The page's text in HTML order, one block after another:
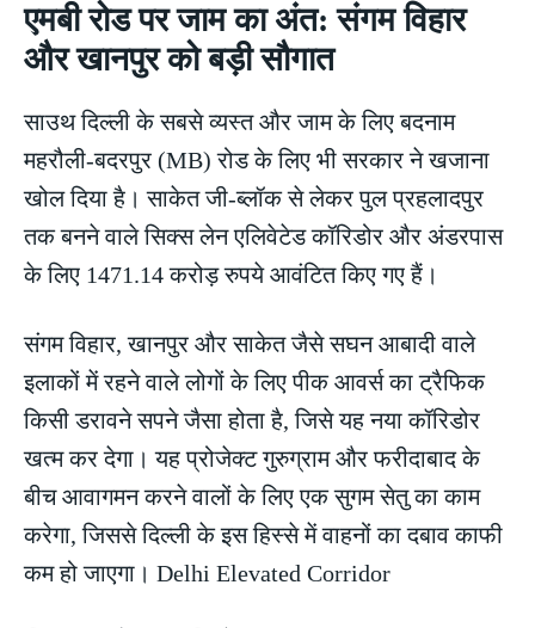
एमबी रोड पर जाम का अंत: संगम विहार
और खानपुर को बड़ी सौगात
साउथ दिल्ली के सबसे व्यस्त और जाम के लिए बदनाम
महरौली-बदरपुर (MB) रोड के लिए भी सरकार ने खजाना
खोल दिया है। साकेत जी-ब्लॉक से लेकर पुल प्रहलादपुर
तक बनने वाले सिक्स लेन एलिवेटेड कॉरिडोर और अंडरपास
के लिए 1471.14 करोड़ रुपये आवंटित किए गए हैं।
संगम विहार, खानपुर और साकेत जैसे सघन आबादी वाले
इलाकों में रहने वाले लोगों के लिए पीक आवर्स का ट्रैफिक
किसी डरावने सपने जैसा होता है, जिसे यह नया कॉरिडोर
खत्म कर देगा। यह प्रोजेक्ट गुरुग्राम और फरीदाबाद के
बीच आवागमन करने वालों के लिए एक सुगम सेतु का काम
करेगा, जिससे दिल्ली के इस हिस्से में वाहनों का दबाव काफी
कम हो जाएगा। Delhi Elevated Corridor